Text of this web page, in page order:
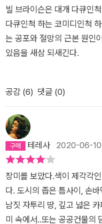
하는구나. 와우, 우리나라 돈
나. 우리몸값이 꽤 비쌌구나
도 우리 집 먼지의 많은 부분
을 짓게 하는구나.…가려움
많은데, 그 이유를 아직 모
의사들이 더 필요하겠어
피부에서 자주 일어나지만,
가 많은 또 한 가지가 바로
가 났거나 쐐기풀에 찔려서
움도 아주 많지만, 원인을 설
저곳을 긁고 싶은 충동을 느
는말을 꺼내서이다. 우리가
넘어가는지, 아니 뚜렷한 자
라는 제목으로 우리 몸과 관
빌 브라이슨의 미덕이라고
시 잠깐 곁길로 새는 그 이야
에서는 주로 의사들 이야기
책인 [여름, 1927, 미국]의
건을 중심으로 1927년 미국
행이 되어 주었는데, [바디]
지 않는 범위에서 의학적 업
를 함께 함으로써 독자의 긴
다.만약 몸에 대한 이런저런
주제에 대한 밀도는 높아졌
정적이었을지도 모르겠습니
이야기를 그 인물과 함께 소
줍니다. 독자는, 의학 관련
빌 브라이슨은 대개 다큐인
다큐인척 하는 코미디인척
는 공포와 절망의 근본 원인
있음을 새삼 되새긴다.
공감 (6) 댓글 (0)
테레사2020-06-10
장미를 보았다.색이 제각각
다. 도시의 좁은 틈사이, 손
남짓 자투리 땅, 깊고 넓은
미 속에서..또는 공공건물의